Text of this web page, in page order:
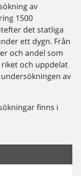
av
1500
det statliga
ett dygn. Från
och andel som
och uppdelat
av
finns i